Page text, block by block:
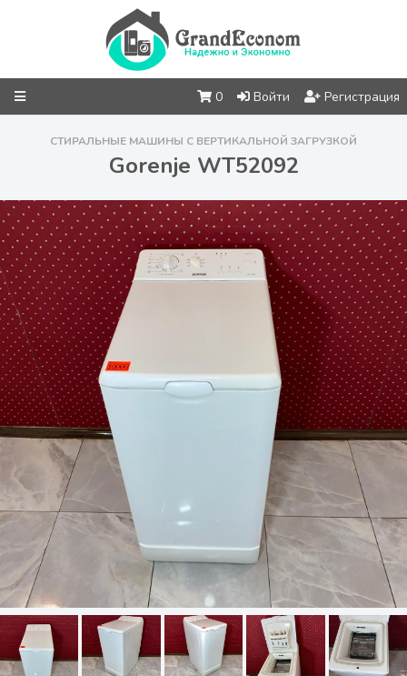
0 Войти Регистрация
СТИРАЛЬНЫЕ МАШИНЫ С ВЕРТИКАЛЬНОЙ ЗАГРУЗКОЙ
Gorenje WT52092